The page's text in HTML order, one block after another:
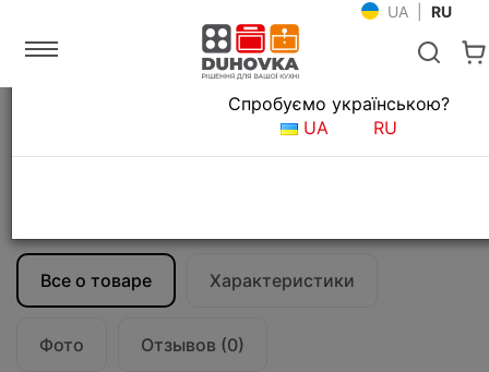
UA RU
Кухонные вытяжки
Вытяжка кухонная Falmec PLANE Plus
Все о товаре Характеристики
Фото Отзывов (0)
Язык магазина
Спробуємо українською?
UA
RU